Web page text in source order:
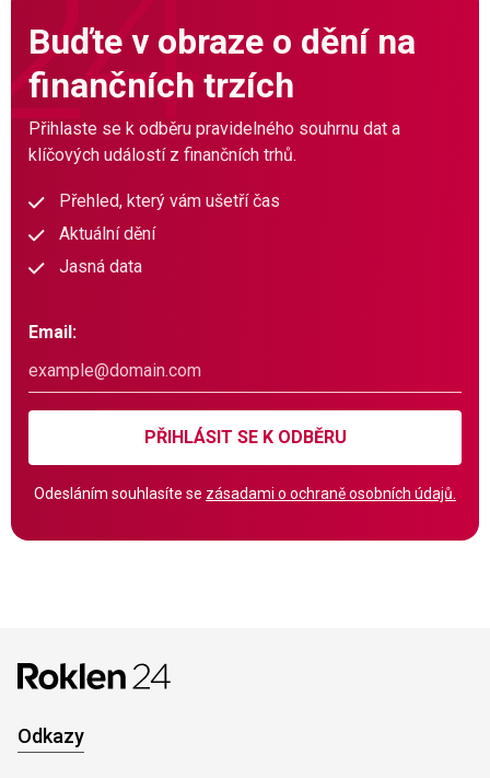
Buďte v obraze o dění na
finančních trzích
Přihlaste se k odběru pravidelného souhrnu dat a
klíčových událostí z finančních trhů.
Přehled, který vám ušetří čas
Aktuální dění
Jasná data
Email:
PŘIHLÁSIT SE K ODBĚRU
Odesláním souhlasíte se zásadami o ochraně osobních údajů.
Odkazy